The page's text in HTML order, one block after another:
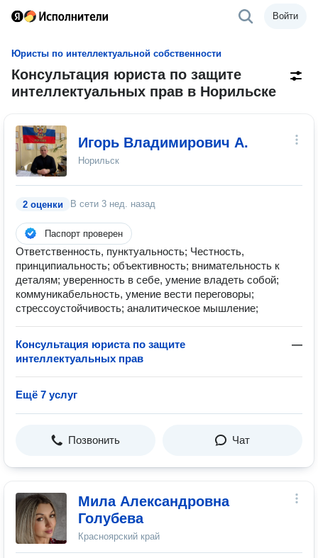
Войти
Юристы по интеллектуальной собственности
Консультация юриста по защите
интеллектуальных прав в Норильске
Игорь Владимирович А.
Норильск
2 оценки В сети 3 нед. назад
Паспорт проверен
Ответственность, пунктуальность; Честность,
принципиальность; объективность; внимательность к
деталям; уверенность в себе, умение владеть собой;
коммуникабельность, умение вести переговоры;
стрессоустойчивость; аналитическое мышление;
Консультация юриста по защите
интеллектуальных прав
—
Ещё 7 услуг
Позвонить Чат
Мила Александровна
Голубева
Красноярский край